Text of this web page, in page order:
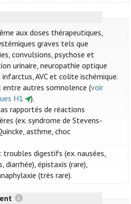
aux doses thérapeutiques,
graves tels que
convulsions, psychose et
urinaire, neuropathie optique
AVC et colite ischémique.
: entre autres somnolence (voir
H1
).
rapportés de réactions
(ex. syndrome de Stevens-
asthme, choc
troubles digestifs (ex. nausées,
diarrhée), épistaxis (rare),
(très rare).